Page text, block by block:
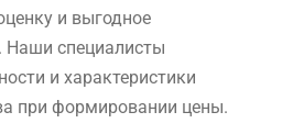
и выгодное
Наши специалисты
и характеристики
при формировании цены.